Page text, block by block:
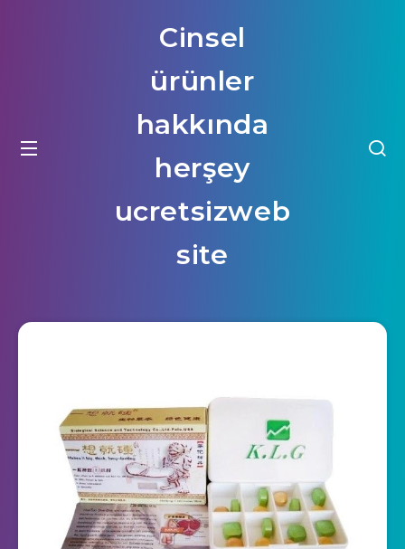
Cinsel
ürünler
hakkında
herşey
ucretsizweb
site